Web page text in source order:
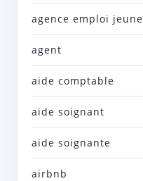
agence emploi jeune
agent
aide comptable
aide soignant
aide soignante
airbnb